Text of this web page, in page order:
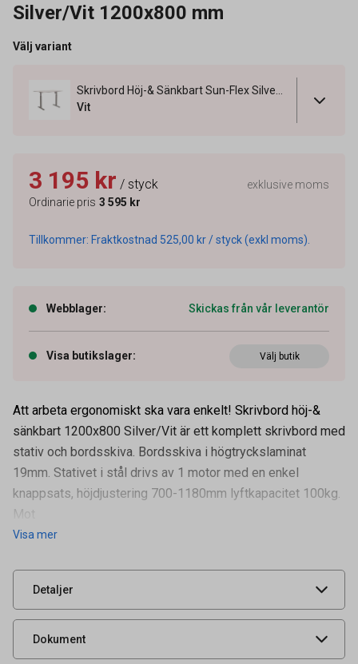
Silver/Vit 1200x800 mm
Välj variant
Vit
3 195 kr / styck
Ordinarie pris 3 595 kr
exklusive moms
Tillkommer: Fraktkostnad 525,00 kr / styck (exkl moms).
Webblager: Skickas från vår leverantör
Visa butikslager: Välj butik
Att arbeta ergonomiskt ska vara enkelt! Skrivbord höj-&
sänkbart 1200x800 Silver/Vit är ett komplett skrivbord med
stativ och bordsskiva. Bordsskiva i högtryckslaminat
19mm. Stativet i stål drivs av 1 motor med en enkel
knappsats, höjdjustering 700-1180mm lyftkapacitet 100kg.
Mot
Visa mer
Detaljer
Artikelnummer
Leverantörens
UNSPSC 56101700
Dokument
Produktdatablad